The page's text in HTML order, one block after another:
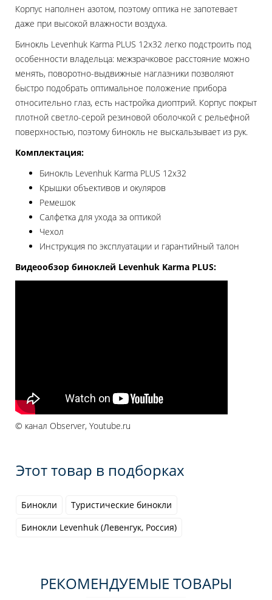
Корпус наполнен азотом, поэтому оптика не запотевает
даже при высокой влажности воздуха.
Бинокль Levenhuk Karma PLUS 12x32 легко подстроить под
особенности владельца: межзрачковое расстояние можно
менять, поворотно-выдвижные наглазники позволяют
быстро подобрать оптимальное положение прибора
относительно глаз, есть настройка диоптрий. Корпус покрыт
плотной светло-серой резиновой оболочкой с рельефной
поверхностью, поэтому бинокль не выскальзывает из рук.
Комплектация:
Бинокль Levenhuk Karma PLUS 12x32
Крышки объективов и окуляров
Ремешок
Салфетка для ухода за оптикой
Чехол
Инструкция по эксплуатации и гарантийный талон
Видеообзор биноклей Levenhuk Karma PLUS:
© канал Observer, Youtube.ru
Этот товар в подборках
Бинокли
Туристические бинокли
Бинокли Levenhuk (Левенгук, Россия)
РЕКОМЕНДУЕМЫЕ ТОВАРЫ